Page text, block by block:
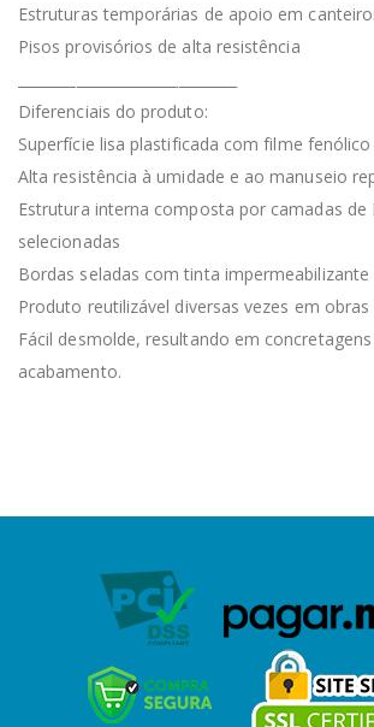
Estruturas temporárias de apoio em
Pisos provisórios de alta resistência
Diferenciais do produto:
Superfície lisa plastificada com filme
Alta resistência à umidade e ao manuseio
Estrutura interna composta por camadas de
selecionadas
Bordas seladas com tinta impermeabilizante
Produto reutilizável diversas vezes em
Fácil desmolde, resultando em
acabamento.